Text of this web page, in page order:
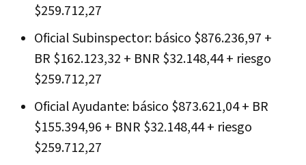
$259.712,27
Oficial Subinspector: básico $876.236,97 +
BR $162.123,32 + BNR $32.148,44 + riesgo
$259.712,27
Oficial Ayudante: básico $873.621,04 + BR
$155.394,96 + BNR $32.148,44 + riesgo
$259.712,27